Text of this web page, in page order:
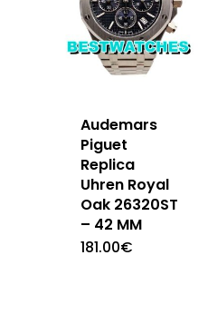
Audemars
Piguet
Replica
Uhren Royal
Oak 26320ST
– 42 MM
181.00€